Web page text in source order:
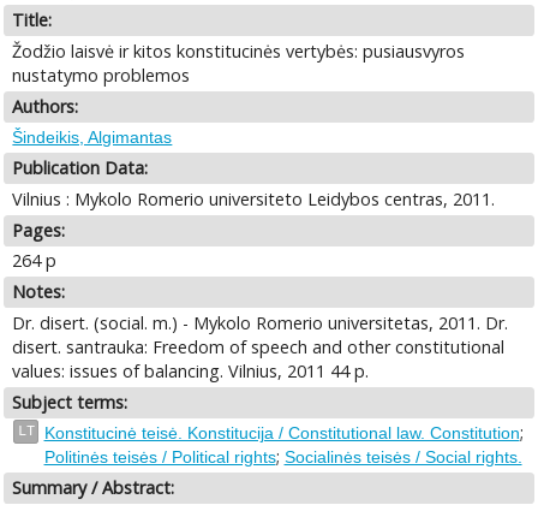
Title:
Žodžio laisvė ir kitos konstitucinės vertybės: pusiausvyros
nustatymo problemos
Authors:
Šindeikis, Algimantas
Publication Data:
Vilnius : Mykolo Romerio universiteto Leidybos centras, 2011.
Pages:
264 p
Notes:
Dr. disert. (social. m.) - Mykolo Romerio universitetas, 2011. Dr.
disert. santrauka: Freedom of speech and other constitutional
values: issues of balancing. Vilnius, 2011 44 p.
Subject terms:
LT Konstitucinė teisė. Konstitucija / Constitutional law. Constitution;
Politinės teisės / Political rights; Socialinės teisės / Social rights.
Summary / Abstract: